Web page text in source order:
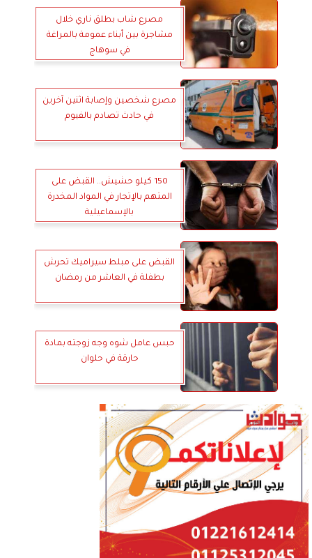
مصرع شاب بطلق ناري خلال
مشاجرة بين أبناء عمومة بالمراغة
في سوهاج
مصرع شخصين وإصابة اثنين آخرين
في حادث تصادم بالفيوم
150 كيلو حشيش.. القبض على
المتهم بالإتجار في المواد المخدرة
بالإسماعيلية
القبض على مبلط سيراميك تحرش
بطفلة في العاشر من رمضان
حبس عامل شوه وجه زوجته بمادة
حارقة في حلوان